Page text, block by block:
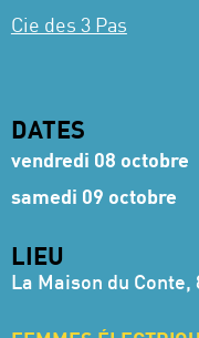
Cie des 3 Pas
DATES
vendredi 08 octobre
samedi 09 octobre
LIEU
La Maison du